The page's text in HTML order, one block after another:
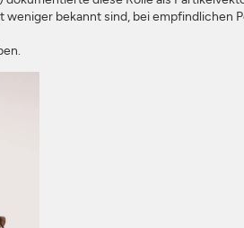
bekannt sind, bei empfindlichen